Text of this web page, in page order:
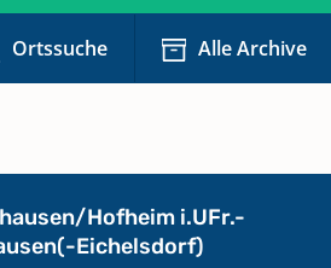
Ortssuche Alle Archive
Hofheim i.UFr.-
Eichelsdorf)